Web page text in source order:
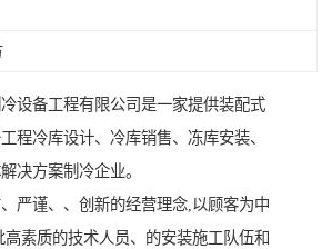
设备工程有限公司是一家提供装配式
程冷库设计、冷库销售、冻库安装、
决方案制冷企业。
严谨、、创新的经营理念,以顾客为中
素质的技术人员、的安装施工队伍和